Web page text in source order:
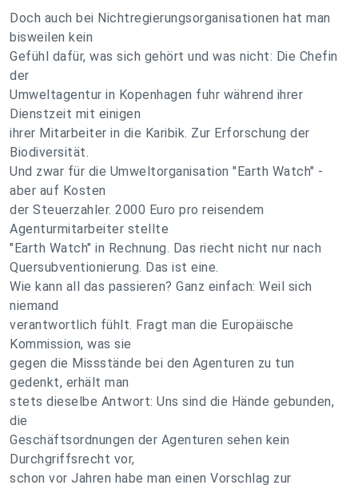
Doch auch bei Nichtregierungsorganisationen hat man
bisweilen kein
Gefühl dafür, was sich gehört und was nicht: Die Chefin
der
Umweltagentur in Kopenhagen fuhr während ihrer
Dienstzeit mit einigen
ihrer Mitarbeiter in die Karibik. Zur Erforschung der
Biodiversität.
Und zwar für die Umweltorganisation "Earth Watch" -
aber auf Kosten
der Steuerzahler. 2000 Euro pro reisendem
Agenturmitarbeiter stellte
"Earth Watch" in Rechnung. Das riecht nicht nur nach
Quersubventionierung. Das ist eine.
Wie kann all das passieren? Ganz einfach: Weil sich
niemand
verantwortlich fühlt. Fragt man die Europäische
Kommission, was sie
gegen die Missstände bei den Agenturen zu tun
gedenkt, erhält man
stets dieselbe Antwort: Uns sind die Hände gebunden,
die
Geschäftsordnungen der Agenturen sehen kein
Durchgriffsrecht vor,
schon vor Jahren habe man einen Vorschlag zur